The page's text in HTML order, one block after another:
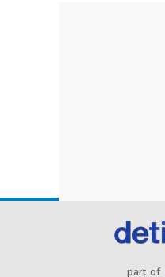
part of